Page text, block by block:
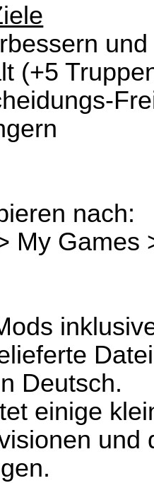
(+5
nach:
My Games
Deutsch.
einige
und